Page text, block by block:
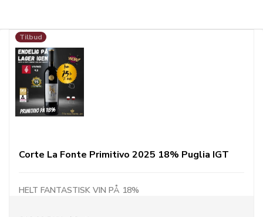
Tilbud
Corte La Fonte Primitivo 2025 18% Puglia IGT
HELT FANTASTISK VIN PÅ 18%